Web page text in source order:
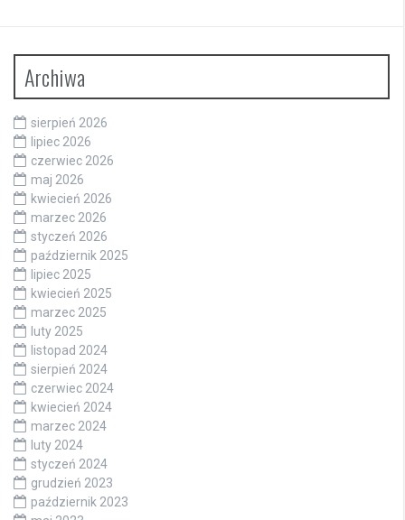
Archiwa
sierpień 2026
lipiec 2026
czerwiec 2026
maj 2026
kwiecień 2026
marzec 2026
styczeń 2026
październik 2025
lipiec 2025
kwiecień 2025
marzec 2025
luty 2025
listopad 2024
sierpień 2024
czerwiec 2024
kwiecień 2024
marzec 2024
luty 2024
styczeń 2024
grudzień 2023
październik 2023